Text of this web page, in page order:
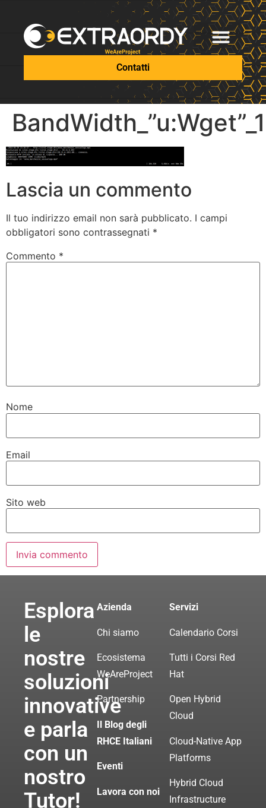
Contatti
Lascia un commento
Il tuo indirizzo email non sarà pubblicato. I campi
obbligatori sono contrassegnati *
Commento *
Nome
Email
Sito web
Esplora
le
nostre
soluzioni
innovative
e parla
con un
nostro
Tutor!
Azienda
Chi siamo
Ecosistema
WeAreProject
Partnership
Il Blog degli
RHCE Italiani
Eventi
Lavora con noi
Servizi
Calendario Corsi
Tutti i Corsi Red
Hat
Open Hybrid
Cloud
Cloud-Native App
Platforms
Hybrid Cloud
Infrastructure